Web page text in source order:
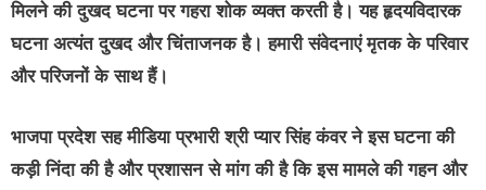
मिलने की दुखद घटना पर गहरा शोक व्यक्त करती है। यह हृदयविदारक
घटना अत्यंत दुखद और चिंताजनक है। हमारी संवेदनाएं मृतक के परिवार
और परिजनों के साथ हैं।
भाजपा प्रदेश सह मीडिया प्रभारी श्री प्यार सिंह कंवर ने इस घटना की
कड़ी निंदा की है और प्रशासन से मांग की है कि इस मामले की गहन और